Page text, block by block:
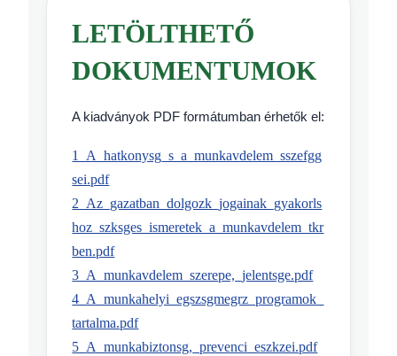
LETÖLTHETŐ
DOKUMENTUMOK
A kiadványok PDF formátumban érhetők el:
1_A_hatkonysg_s_a_munkavdelem_sszefgg
sei.pdf
2_Az_gazatban_dolgozk_jogainak_gyakorls
hoz_szksges_ismeretek_a_munkavdelem_tkr
ben.pdf
3_A_munkavdelem_szerepe,_jelentsge.pdf
4_A_munkahelyi_egszsgmegrz_programok_
tartalma.pdf
5_A_munkabiztonsg,_prevenci_eszkzei.pdf